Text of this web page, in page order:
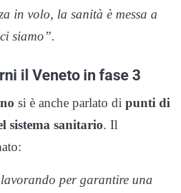
in volo, la sanità è messa a
siamo”.
il Veneto in fase 3
si è anche parlato di punti di
sistema sanitario. Il
per garantire una